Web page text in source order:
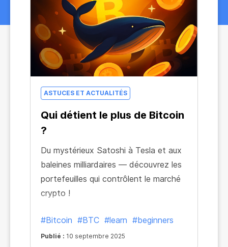
ASTUCES ET ACTUALITÉS
Qui détient le plus de Bitcoin
?
Du mystérieux Satoshi à Tesla et aux
baleines milliardaires — découvrez les
portefeuilles qui contrôlent le marché
crypto !
#Bitcoin #BTC #learn #beginners
Publié : 10 septembre 2025